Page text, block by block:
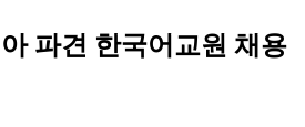
파견 한국어교원 채용